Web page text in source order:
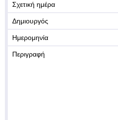
Σχετική ημέρα
Δημιουργός
Ημερομηνία
Περιγραφή